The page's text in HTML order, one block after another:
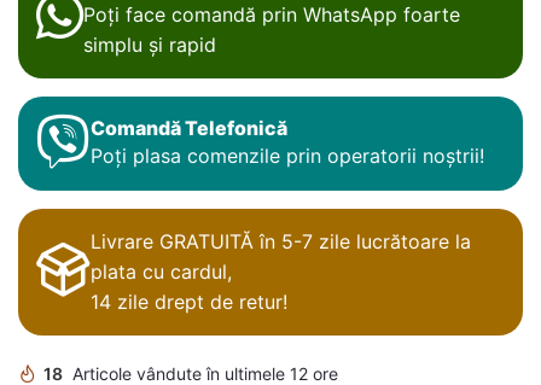
Poți face comandă prin WhatsApp foarte
simplu și rapid
Comandă Telefonică
Poți plasa comenzile prin operatorii noștrii!
Livrare GRATUITĂ în 5-7 zile lucrătoare la
plata cu cardul,
14 zile drept de retur!
18 Articole vândute în ultimele 12 ore